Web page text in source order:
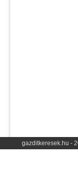
gazditkeresek.hu -